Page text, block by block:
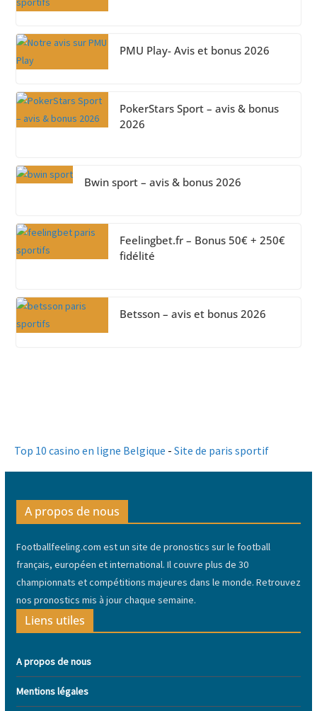
PMU Play- Avis et bonus 2026
PokerStars Sport – avis & bonus
2026
Bwin sport – avis & bonus 2026
Feelingbet.fr – Bonus 50€ + 250€
fidélité
Betsson – avis et bonus 2026
Top 10 casino en ligne Belgique - Site de paris sportif
A propos de nous
Footballfeeling.com est un site de pronostics sur le football
français, européen et international. Il couvre plus de 30
championnats et compétitions majeures dans le monde. Retrouvez
nos pronostics mis à jour chaque semaine.
Liens utiles
A propos de nous
Mentions légales